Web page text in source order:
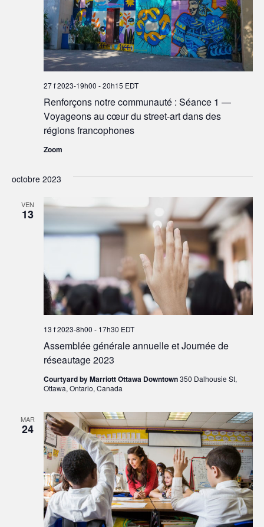
Renforçons notre communauté : Séance 1 —
Voyageons au cœur du street-art dans des
régions francophones
27 f 2023-19h00 -20h15 EDT
Zoom
octobre 2023
VEN
13
Assemblée générale annuelle et Journée de
réseautage 2023
13 f 2023-8h00 - 17h30 EDT
Courtyard by Marriott Ottawa Downtown350 Dalhousie St,
Ottawa, Ontario, Canada
MAR
24